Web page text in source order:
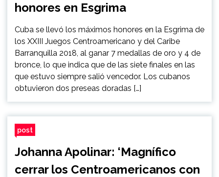
honores en Esgrima
Cuba se llevó los máximos honores en la Esgrima de
los XXIII Juegos Centroamericano y del Caribe
Barranquilla 2018, al ganar 7 medallas de oro y 4 de
bronce, lo que indica que de las siete finales en las
que estuvo siempre salió vencedor. Los cubanos
obtuvieron dos preseas doradas […]
post
Johanna Apolinar: ‘Magnífico
cerrar los Centroamericanos con